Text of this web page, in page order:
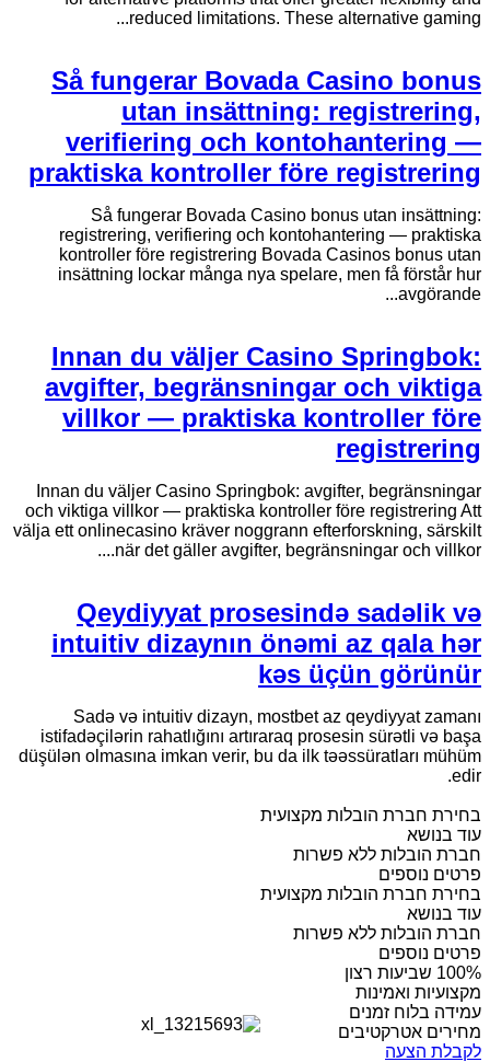
reduced limitations. These alternative gaming...
Så fungerar Bovada Casino bonus
utan insättning: registrering,
verifiering och kontohantering —
praktiska kontroller före registrering
Så fungerar Bovada Casino bonus utan insättning:
registrering, verifiering och kontohantering — praktiska
kontroller före registrering Bovada Casinos bonus utan
insättning lockar många nya spelare, men få förstår hur
avgörande...
Innan du väljer Casino Springbok:
avgifter, begränsningar och viktiga
villkor — praktiska kontroller före
registrering
Innan du väljer Casino Springbok: avgifter, begränsningar
och viktiga villkor — praktiska kontroller före registrering Att
välja ett onlinecasino kräver noggrann efterforskning, särskilt
när det gäller avgifter, begränsningar och villkor....
Qeydiyyat prosesində sadəlik və
intuitiv dizaynın önəmi az qala hər
kəs üçün görünür
Sadə və intuitiv dizayn, mostbet az qeydiyyat zamanı
istifadəçilərin rahatlığını artıraraq prosesin sürətli və başa
düşülən olmasına imkan verir, bu da ilk təəssüratları mühüm
edir.
בחירת חברת הובלות מקצועית
עוד בנושא
חברת הובלות ללא פשרות
פרטים נוספים
בחירת חברת הובלות מקצועית
עוד בנושא
חברת הובלות ללא פשרות
פרטים נוספים
מקצועיות ואמינות
עמידה בלוח זמנים
מחירים אטרקטיבים
לקבלת הצעה